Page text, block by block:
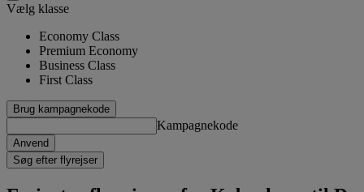
Vælg klasse
Economy Class
Premium Economy
Business Class
First Class
Brug kampagnekode
Kampagnekode
Anvend
Søg efter flyrejser